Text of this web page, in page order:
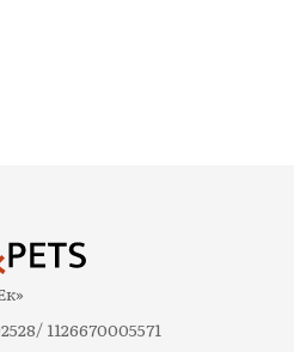
1126670005571